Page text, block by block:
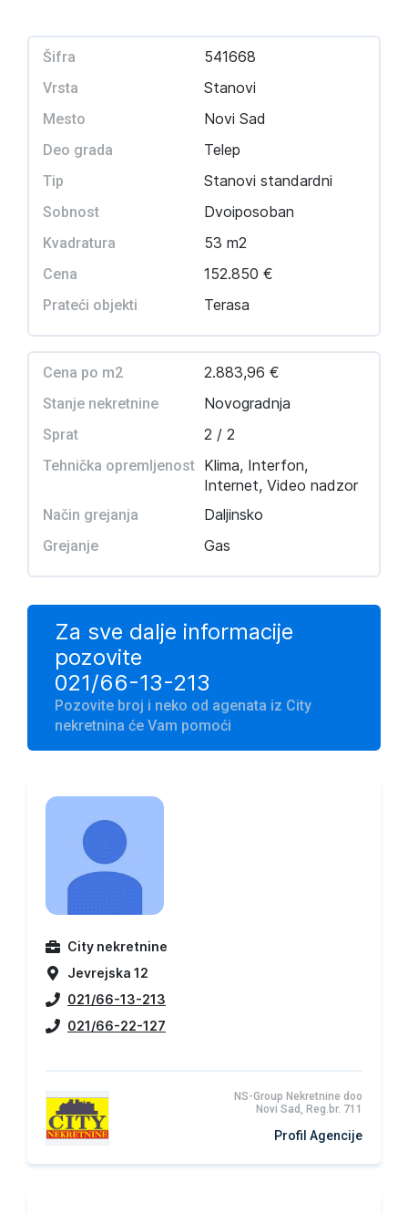
Šifra 541668
Vrsta Stanovi
Mesto Novi Sad
Deo grada Telep
Tip Stanovi standardni
Sobnost Dvoiposoban
Kvadratura 53 m2
Cena 152.850 €
Prateći objekti Terasa
Cena po m2 2.883,96 €
Stanje nekretnine Novogradnja
Sprat 2 / 2
Tehnička opremljenost Klima, Interfon,
Internet, Video nadzor
Način grejanja Daljinsko
Grejanje Gas
Za sve dalje informacije
pozovite
021/66-13-213
Pozovite broj i neko od agenata iz City
nekretnina će Vam pomoći
City nekretnine
Jevrejska 12
021/66-13-213
021/66-22-127
NS-Group Nekretnine doo
Novi Sad, Reg.br. 711
Profil Agencije